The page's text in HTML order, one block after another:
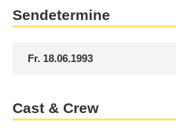
Sendetermine
Fr.18.06.1993
Cast & Crew